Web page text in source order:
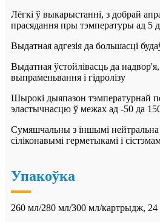
Лёгкі ў выкарыстанні, з добрай
прасядання пры тэмпературы ад 5
Выдатная адгезія да большасці
Выдатная ўстойлівасць да надвор'я,
выпраменьвання і гідролізу
Шырокі дыяпазон тэмпературнай
эластычнасцю ў межах ад -50 да
Сумяшчальны з іншымі нейтральна
сіліконавымі герметыкамі і
Упакоўка
260 мл/280 мл/300 мл/картрыдж, 24